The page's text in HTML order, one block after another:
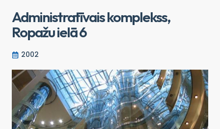
Administratīvais komplekss,
Ropažu ielā 6
2002